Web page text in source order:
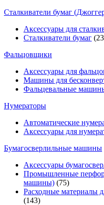
Сталкиватели бумаг
Аксессуары для
Сталкиватели бумаг
Фальцовщики
Аксессуары для
Машины для
Фальцевальные
Нумераторы
Автоматические
Аксессуары для
Бумагосверлильные машины
Аксессуары
Промышленные
машины) (75)
Расходные материалы
(143)